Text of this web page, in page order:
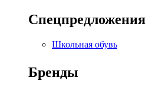
Спецпредложения
Школьная обувь
Бренды